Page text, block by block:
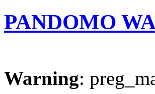
PANDOMO
Warning: